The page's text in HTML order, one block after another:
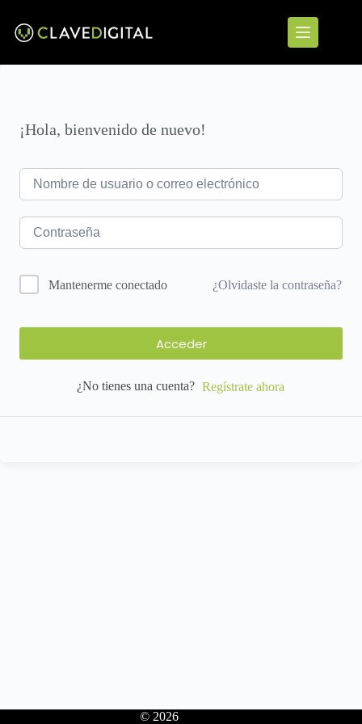
¡Hola, bienvenido de nuevo!
Mantenerme conectado ¿Olvidaste la contraseña?
Acceder
¿No tienes una cuenta? Regístrate ahora
© 2026